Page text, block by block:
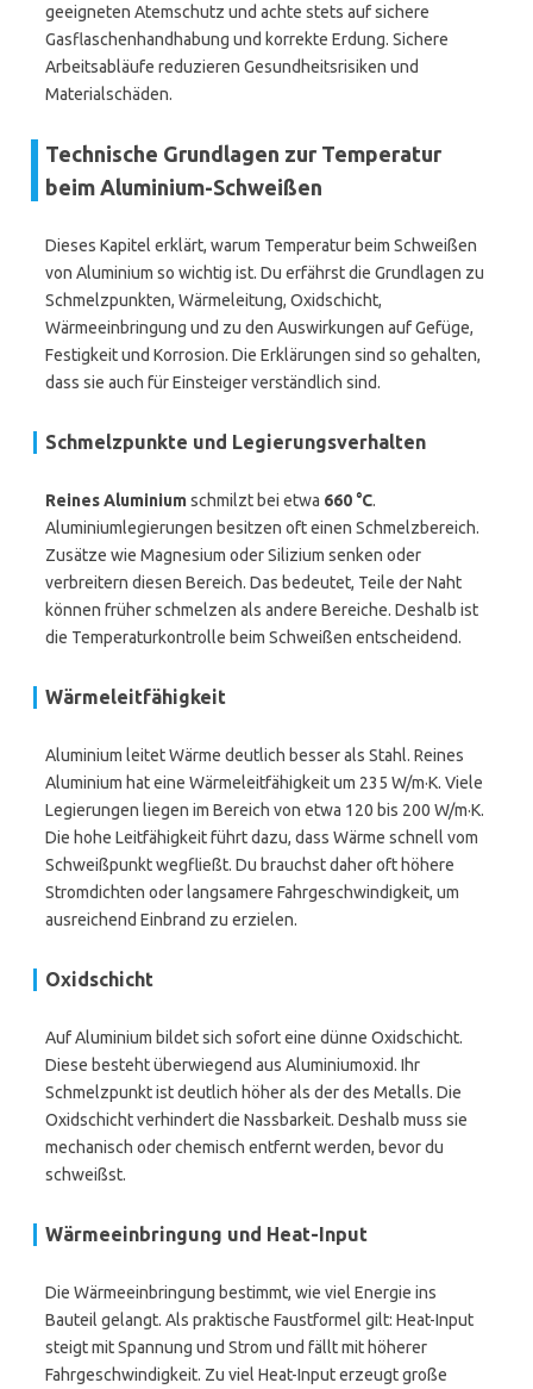
geeigneten Atemschutz und achte stets auf sichere
Gasflaschenhandhabung und korrekte Erdung. Sichere
Arbeitsabläufe reduzieren Gesundheitsrisiken und
Materialschäden.
Technische Grundlagen zur Temperatur
beim Aluminium-Schweißen
Dieses Kapitel erklärt, warum Temperatur beim Schweißen
von Aluminium so wichtig ist. Du erfährst die Grundlagen zu
Schmelzpunkten, Wärmeleitung, Oxidschicht,
Wärmeeinbringung und zu den Auswirkungen auf Gefüge,
Festigkeit und Korrosion. Die Erklärungen sind so gehalten,
dass sie auch für Einsteiger verständlich sind.
Schmelzpunkte und Legierungsverhalten
Reines Aluminiumschmilzt bei etwa 660 °C.
Aluminiumlegierungen besitzen oft einen Schmelzbereich.
Zusätze wie Magnesium oder Silizium senken oder
verbreitern diesen Bereich. Das bedeutet, Teile der Naht
können früher schmelzen als andere Bereiche. Deshalb ist
die Temperaturkontrolle beim Schweißen entscheidend.
Wärmeleitfähigkeit
Aluminium leitet Wärme deutlich besser als Stahl. Reines
Aluminium hat eine Wärmeleitfähigkeit um 235 W/m·K. Viele
Legierungen liegen im Bereich von etwa 120 bis 200 W/m·K.
Die hohe Leitfähigkeit führt dazu, dass Wärme schnell vom
Schweißpunkt wegfließt. Du brauchst daher oft höhere
Stromdichten oder langsamere Fahrgeschwindigkeit, um
ausreichend Einbrand zu erzielen.
Oxidschicht
Auf Aluminium bildet sich sofort eine dünne Oxidschicht.
Diese besteht überwiegend aus Aluminiumoxid. Ihr
Schmelzpunkt ist deutlich höher als der des Metalls. Die
Oxidschicht verhindert die Nassbarkeit. Deshalb muss sie
mechanisch oder chemisch entfernt werden, bevor du
schweißst.
Wärmeeinbringung und Heat-Input
Die Wärmeeinbringung bestimmt, wie viel Energie ins
Bauteil gelangt. Als praktische Faustformel gilt: Heat-Input
steigt mit Spannung und Strom und fällt mit höherer
Fahrgeschwindigkeit. Zu viel Heat-Input erzeugt große